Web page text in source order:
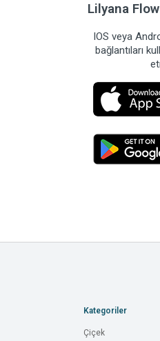
Lilyana
IOS veya
bağlantıları
Kategoriler
Çiçek